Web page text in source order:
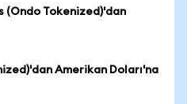
(Ondo Tokenized)'dan
Amerikan Doları'na